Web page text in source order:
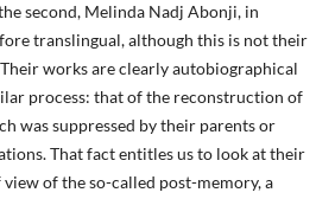
second, Melinda Nadj Abonji, in
translingual, although this is not their
works are clearly autobiographical
process: that of the reconstruction of
was suppressed by their parents or
That fact entitles us to look at their
of the so-called post-memory, a